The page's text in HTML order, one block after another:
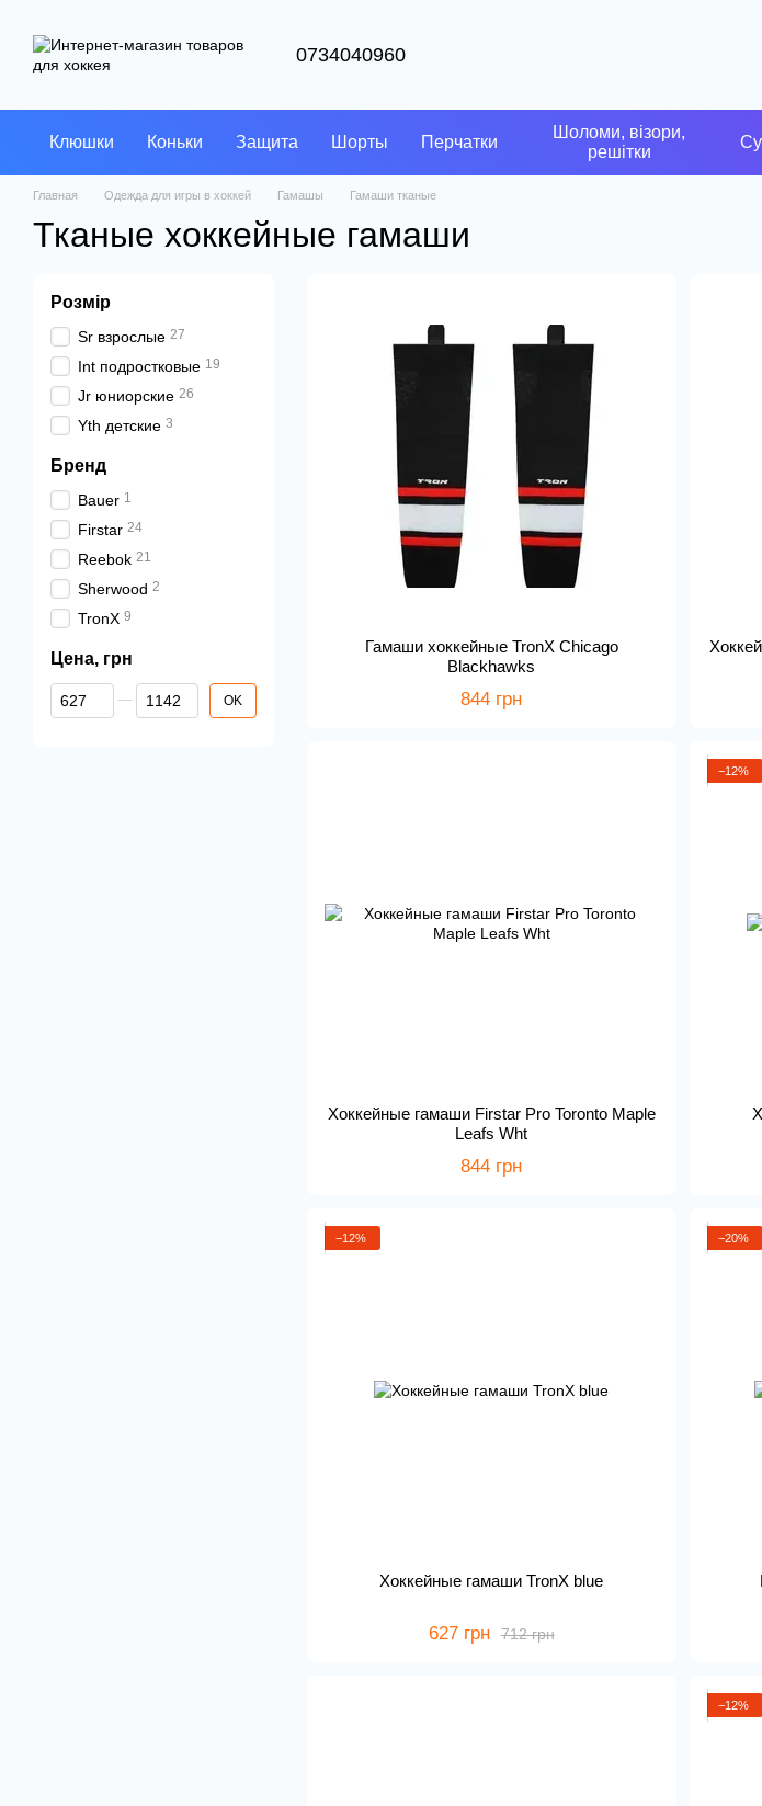
0734040960
Клюшки Коньки Защита Шорты Перчатки
Шоломи, візори,
решітки
Главная Одежда для игры в хоккей Гамашы Гамаши тканые
Тканые хоккейные гамаши
Гамаши хоккейные TronX Chicago
Blackhawks
844 грн
Хоккейные гамаши Firstar Pro Toronto Maple
Leafs Wht
844 грн
−12%
−12%
Хоккейные гамаши TronX blue
712 грн
627 грн
−20%
−12%
Розмір
Sr взрослые 27
Int подростковые 19
Jr юниорские 26
Yth детские 3
Бренд
Bauer 1
Firstar 24
Reebok 21
Sherwood 2
TronX 9
Цена, грн
От Цена, грн
До Цена, грн OK